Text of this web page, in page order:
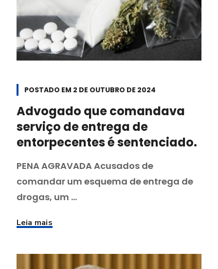
POSTADO EM 2 DE OUTUBRO DE 2024
Advogado que comandava
serviço de entrega de
entorpecentes é sentenciado.
PENA AGRAVADA Acusados de
comandar um esquema de entrega de
drogas, um ...
Leia mais